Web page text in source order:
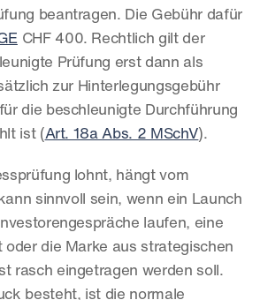
beantragen. Die Gebühr dafür
CHF 400. Rechtlich gilt der
Prüfung erst dann als
zur Hinterlegungsgebühr
die beschleunigte Durchführung
ist (Art. 18a Abs. 2 MSchV).
lohnt, hängt vom
sinnvoll sein, wenn ein Launch
laufen, eine
oder die Marke aus strategischen
rasch eingetragen werden soll.
besteht, ist die normale